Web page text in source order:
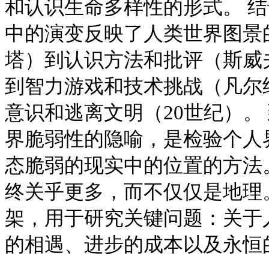
和认识生命多样性的形式。
中的演变反映了人类世界图
塔）到认识方法和批评（斯
到智力游戏和技术挑战（凡
意识和逃离文明（20世纪）
界脆弱性的隐喻，是检验个
态脆弱的现实中的位置的方
终关乎更多，而不仅仅是地
架，用于研究关键问题：关
的相遇、进步的成本以及永